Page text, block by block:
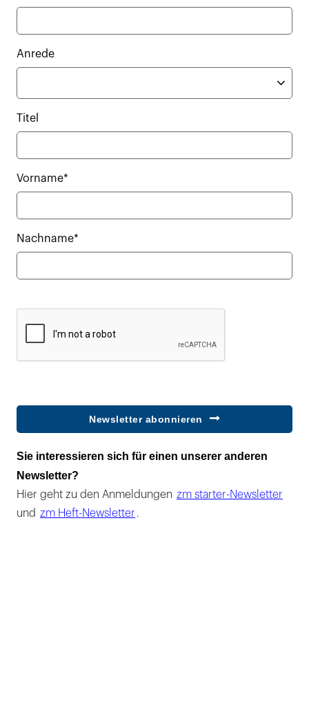
Anrede
Titel
Vorname*
Nachname*
Newsletter abonnieren
Sie interessieren sich für einen unserer anderen
Newsletter?
Hier geht zu den Anmeldungen zm starter-Newsletter
und zm Heft-Newsletter .